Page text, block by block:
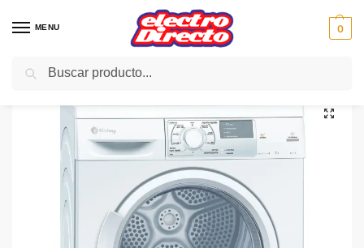
MENU 0
Inicio Gama blanca Secadoras